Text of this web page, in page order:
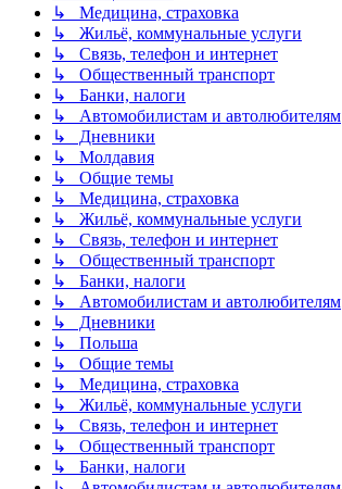
↳ Медицина, страховка
↳ Жильё, коммунальные услуги
↳ Связь, телефон и интернет
↳ Общественный транспорт
↳ Банки, налоги
↳ Автомобилистам и автолюбителям
↳ Дневники
↳ Молдавия
↳ Общие темы
↳ Медицина, страховка
↳ Жильё, коммунальные услуги
↳ Связь, телефон и интернет
↳ Общественный транспорт
↳ Банки, налоги
↳ Автомобилистам и автолюбителям
↳ Дневники
↳ Польша
↳ Общие темы
↳ Медицина, страховка
↳ Жильё, коммунальные услуги
↳ Связь, телефон и интернет
↳ Общественный транспорт
↳ Банки, налоги